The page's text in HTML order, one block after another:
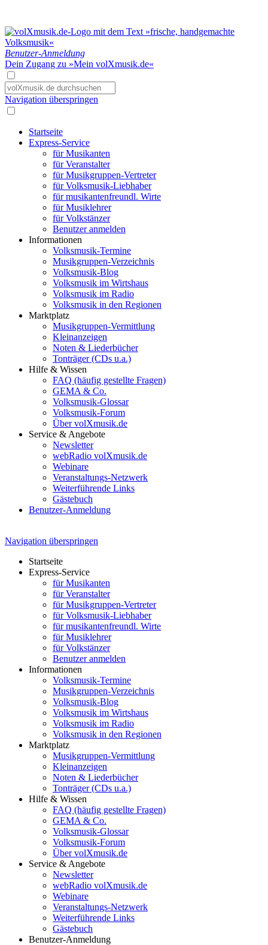
Benutzer-Anmeldung
Dein Zugang zu »Mein volXmusik.de«
Navigation überspringen
Startseite
Express-Service
für Musikanten
für Veranstalter
für Musikgruppen-Vertreter
für Volksmusik-Liebhaber
für musikantenfreundl. Wirte
für Musiklehrer
für Volkstänzer
Benutzer anmelden
Informationen
Volksmusik-Termine
Musikgruppen-Verzeichnis
Volksmusik-Blog
Volksmusik im Wirtshaus
Volksmusik im Radio
Volksmusik in den Regionen
Marktplatz
Musikgruppen-Vermittlung
Kleinanzeigen
Noten & Liederbücher
Tonträger (CDs u.a.)
Hilfe & Wissen
FAQ (häufig gestellte Fragen)
GEMA & Co.
Volksmusik-Glossar
Volksmusik-Forum
Über volXmusik.de
Service & Angebote
Newsletter
webRadio volXmusik.de
Webinare
Veranstaltungs-Netzwerk
Weiterführende Links
Gästebuch
Benutzer-Anmeldung
Navigation überspringen
Startseite
Express-Service
für Musikanten
für Veranstalter
für Musikgruppen-Vertreter
für Volksmusik-Liebhaber
für musikantenfreundl. Wirte
für Musiklehrer
für Volkstänzer
Benutzer anmelden
Informationen
Volksmusik-Termine
Musikgruppen-Verzeichnis
Volksmusik-Blog
Volksmusik im Wirtshaus
Volksmusik im Radio
Volksmusik in den Regionen
Marktplatz
Musikgruppen-Vermittlung
Kleinanzeigen
Noten & Liederbücher
Tonträger (CDs u.a.)
Hilfe & Wissen
FAQ (häufig gestellte Fragen)
GEMA & Co.
Volksmusik-Glossar
Volksmusik-Forum
Über volXmusik.de
Service & Angebote
Newsletter
webRadio volXmusik.de
Webinare
Veranstaltungs-Netzwerk
Weiterführende Links
Gästebuch
Benutzer-Anmeldung